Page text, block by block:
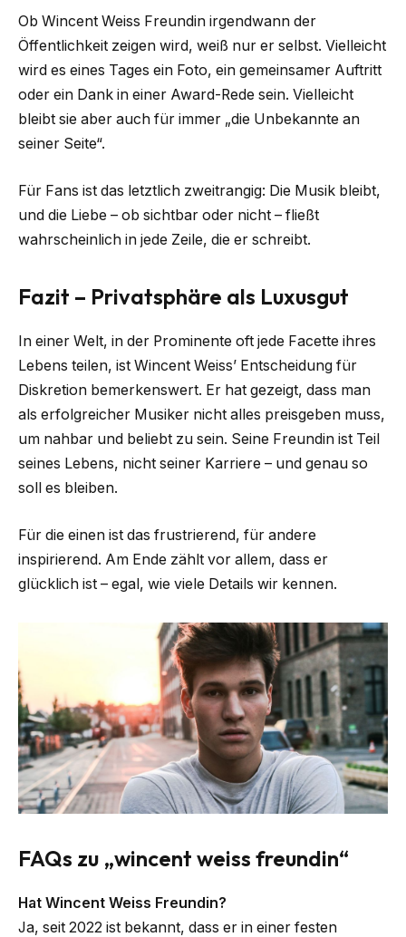
Ob Wincent Weiss Freundin irgendwann der
Öffentlichkeit zeigen wird, weiß nur er selbst. Vielleicht
wird es eines Tages ein Foto, ein gemeinsamer Auftritt
oder ein Dank in einer Award-Rede sein. Vielleicht
bleibt sie aber auch für immer „die Unbekannte an
seiner Seite“.
Für Fans ist das letztlich zweitrangig: Die Musik bleibt,
und die Liebe – ob sichtbar oder nicht – fließt
wahrscheinlich in jede Zeile, die er schreibt.
Fazit – Privatsphäre als Luxusgut
In einer Welt, in der Prominente oft jede Facette ihres
Lebens teilen, ist Wincent Weiss’ Entscheidung für
Diskretion bemerkenswert. Er hat gezeigt, dass man
als erfolgreicher Musiker nicht alles preisgeben muss,
um nahbar und beliebt zu sein. Seine Freundin ist Teil
seines Lebens, nicht seiner Karriere – und genau so
soll es bleiben.
Für die einen ist das frustrierend, für andere
inspirierend. Am Ende zählt vor allem, dass er
glücklich ist – egal, wie viele Details wir kennen.
FAQs zu „wincent weiss freundin“
Hat Wincent Weiss Freundin?
Ja, seit 2022 ist bekannt, dass er in einer festen